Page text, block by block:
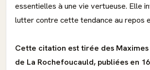
essentielles à une vie vertueuse. Elle
lutter contre cette tendance au repos
Cette citation est tirée des Maximes
de La Rochefoucauld, publiées en